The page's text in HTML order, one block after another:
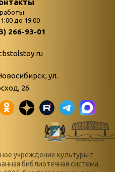
в-
поступлений
Война. Народ.
живые»
«Мне всё
снятся
военной поры
до 19:00
266-93-01
ул.
26
учреждение культуры г.
библиотечная система